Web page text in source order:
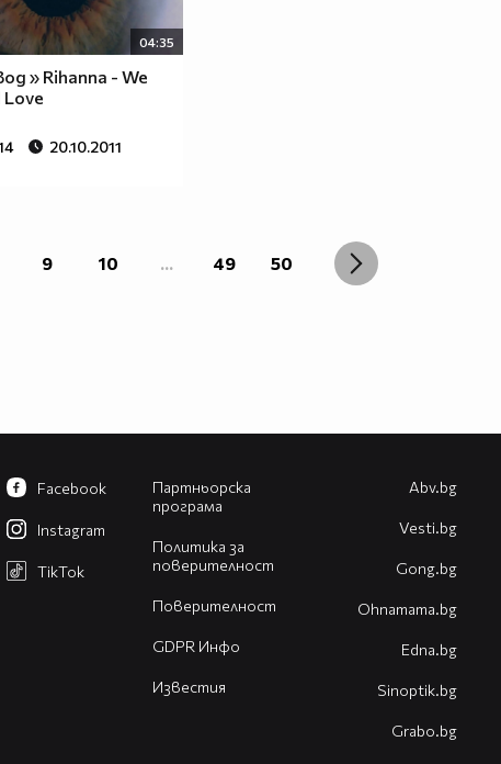
04:35
» Rihanna - We
Love
20.10.2011
9 10 ... 49 50
Партньорска
програма
Политика за
поверителност
Поверителност
GDPR Инфо
Известия
Facebook
Instagram
TikTok
Abv.bg
Vesti.bg
Gong.bg
Оhnamama.bg
Edna.bg
Sinoptik.bg
Grabo.bg